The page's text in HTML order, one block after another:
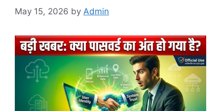
May 15, 2026 by Admin